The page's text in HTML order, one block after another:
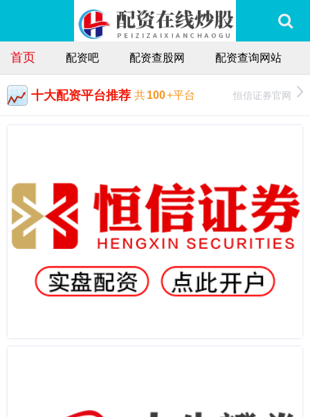
首页 配资吧 配资查股网 配资查询网站
十大配资平台推荐 共100+平台 恒信证券官网